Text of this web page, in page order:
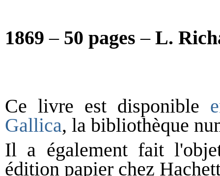
1869 – 50 pages – L.
Ce livre est disponible
Gallica, la bibliothèque
Il a également fait
édition papier chez